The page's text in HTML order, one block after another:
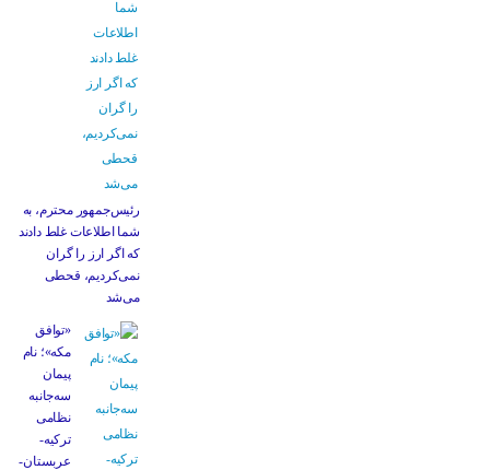
رئیس‌جمهور محترم، به
شما اطلاعات غلط دادند
که اگر ارز را گران
نمی‌کردیم، قحطی
می‌شد
«توافق
مکه»؛ نام
پیمان
سه‌جانبه
نظامی
ترکیه-
عربستان-